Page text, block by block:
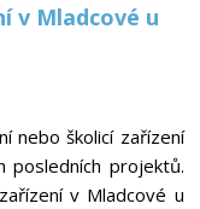
v Mladcové u
nebo školicí zařízení
posledních projektů.
v Mladcové u